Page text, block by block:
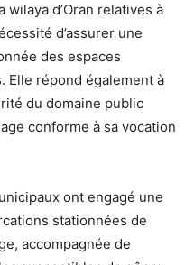
d’Oran relatives à
d’assurer une
des espaces
Elle répond également à
du domaine public
conforme à sa vocation
ont engagé une
stationnées de
accompagnée de